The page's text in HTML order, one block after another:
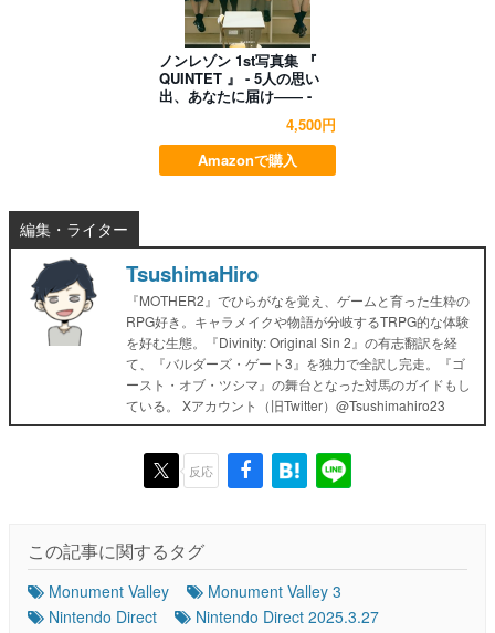
ノンレゾン 1st写真集 『
QUINTET 』 - 5人の思い
出、あなたに届け―― -
4,500円
Amazonで購入
編集・ライター
TsushimaHiro
『MOTHER2』でひらがなを覚え、ゲームと育った生粋の
RPG好き。キャラメイクや物語が分岐するTRPG的な体験
を好む生態。『Divinity: Original Sin 2』の有志翻訳を経
て、『バルダーズ・ゲート3』を独力で全訳し完走。『ゴ
ースト・オブ・ツシマ』の舞台となった対馬のガイドもし
ている。 Xアカウント（旧Twitter）@Tsushimahiro23
反応
この記事に関するタグ
Monument Valley
Monument Valley 3
Nintendo Direct
Nintendo Direct 2025.3.27